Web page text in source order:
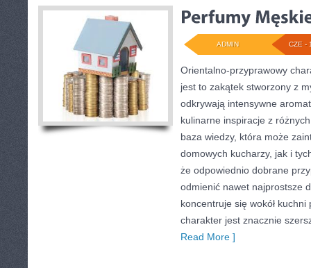
CZE -
ADMIN
Orientalno-przyprawowy
jest to zakątek stworzony z
odkrywają intensywne
kulinarne inspiracje z
baza wiedzy, która może
domowych kucharzy, jak i
że odpowiednio dobrane
odmienić nawet najprostsze
koncentruje się wokół kuchni
charakter jest znacznie
Read More ]